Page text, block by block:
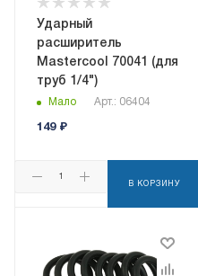
Ударный
расширитель
Mastercool 70041 (для
труб 1/4")
Мало Арт.: 06404
149₽
В КОРЗИНУ